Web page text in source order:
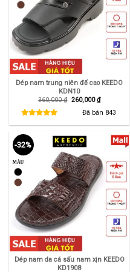
Dép nam trung niên đế cao KEEDO
KDN10
360,000₫ Giá
360,000 ₫.
260,000₫Giá
hiện
tại
là:
260,000 ₫.
Đã bán 843
-32%
Dép nam da cá sấu nam xịn KEEDO
KD1908